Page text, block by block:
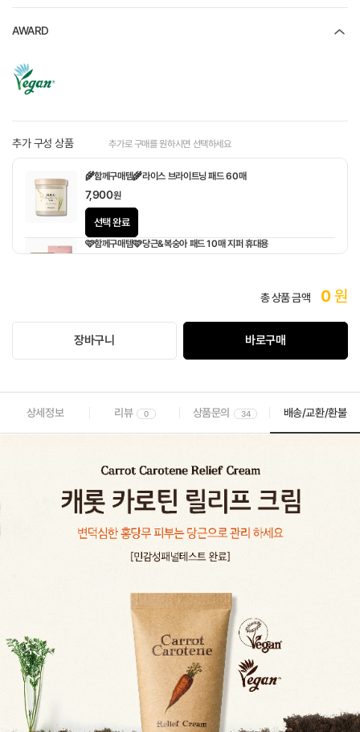
AWARD
추가 구성 상품 추가로 구매를 원하시면 선택하세요
🌾함께구매템🌾라이스 브라이트닝 패드 60매
7,900원
선택 완료
🩷함께구매템🩷당근&복숭아 패드 10매 지퍼 휴대용
총 상품 금액 0원
장바구니 바로구매
상세정보 리뷰 0 상품문의 34 배송/교환/환불